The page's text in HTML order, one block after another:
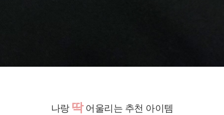
나랑 딱어울리는 추천 아이템